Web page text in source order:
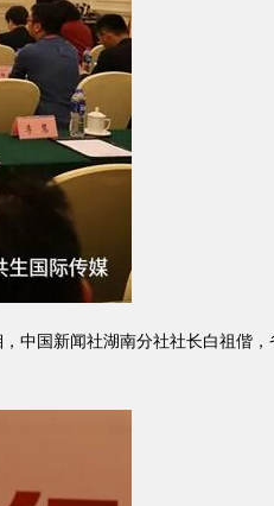
中国新闻社湖南分社社长白祖偕